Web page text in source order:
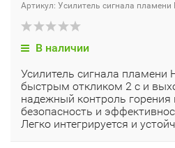
Артикул: Усилитель сигнала пламени
В наличии
Усилитель сигнала пламени
быстрым откликом 2 с и
надежный контроль
безопасность и
Легко интегрируется и